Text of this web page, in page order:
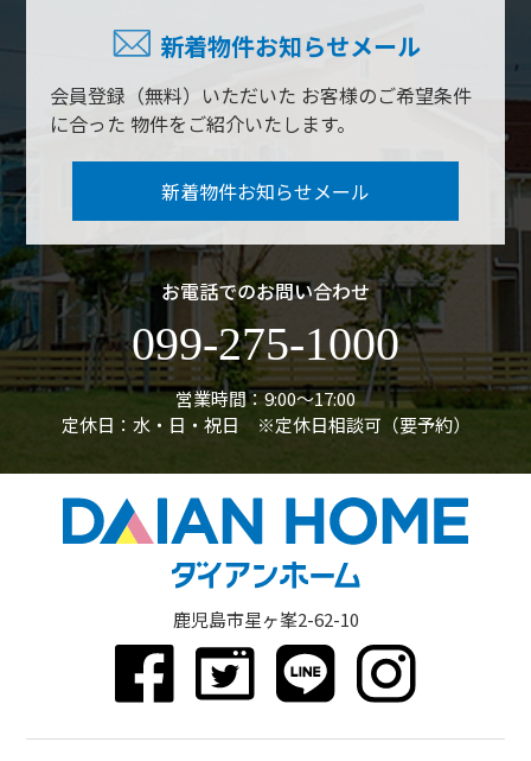
新着物件お知らせメール
会員登録（無料）いただいた お客様のご希望条件
に合った 物件をご紹介いたします。
新着物件お知らせメール
お電話でのお問い合わせ
099-275-1000
営業時間：9:00〜17:00
定休日：水・日・祝日 ※定休日相談可（要予約）
鹿児島市星ヶ峯2-62-10